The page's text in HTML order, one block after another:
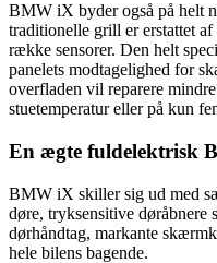
BMW iX byder også på helt
traditionelle grill er erstattet af
række sensorer. Den helt
panelets modtagelighed for
overfladen vil reparere
stuetemperatur eller på kun
En ægte fuldelektrisk
BMW iX skiller sig ud med
døre, tryksensitive døråbnere
dørhåndtag, markante
hele bilens bagende.